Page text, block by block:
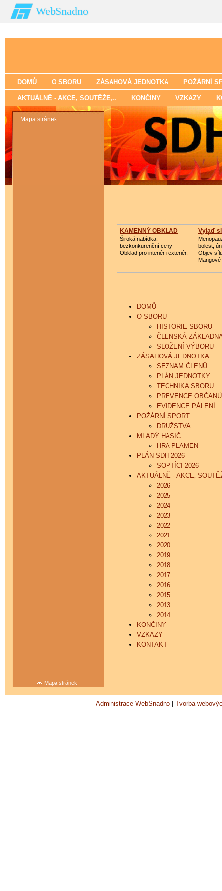
WebSnadno
DOMŮ O SBORU ZÁSAHOVÁ JEDNOTKA POŽÁRNÍ
AKTUÁLNĚ - AKCE‚ SOUTĚŽE‚.. KONČINY VZKAZY
Mapa stránek
KAMENNÝ OBKLAD
Široká nabídka,
bezkonkurenční ceny
Obklad pro interiér i exteriér.
Vylaď
léků
bolest,
Objev
Mangové
DOMŮ
O SBORU
HISTORIE SBORU
ČLENSKÁ
SLOŽENÍ VÝBORU
ZÁSAHOVÁ JEDNOTKA
SEZNAM ČLENŮ
PLÁN JEDNOTKY
TECHNIKA SBORU
PREVENCE
EVIDENCE PÁLENÍ
POŽÁRNÍ SPORT
DRUŽSTVA
MLADÝ HASIČ
HRA PLAMEN
PLÁN SDH 2026
SOPTÍCI 2026
AKTUÁLNĚ - AKCE‚
2026
2025
2024
2023
2022
2021
2020
2019
2018
2017
2016
2015
2013
2014
KONČINY
VZKAZY
KONTAKT
Mapa stránek
Administrace WebSnadno Tvorba